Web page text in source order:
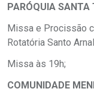
PARÓQUIA SANTA
Missa e Procissão
Rotatória Santo
Missa às 19h;
COMUNIDADE